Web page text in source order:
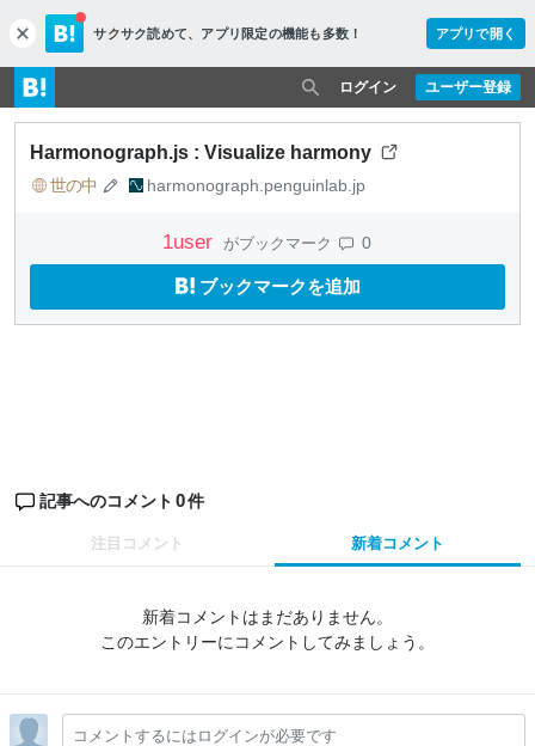
c
l
o
s
e
サクサク読めて、 アプリ限定の機能も多数！ アプリで開く
ユーザー登録
ログイン
Harmonograph.js : Visualize harmony
世の中 harmonograph.penguinlab.jp
1user がブックマーク 0
ブックマークを追加
記事へのコメント 0件
注目コメント 新着コメント
新着コメントはまだありません。
このエントリーにコメントしてみましょう。
コメントするにはログインが必要です